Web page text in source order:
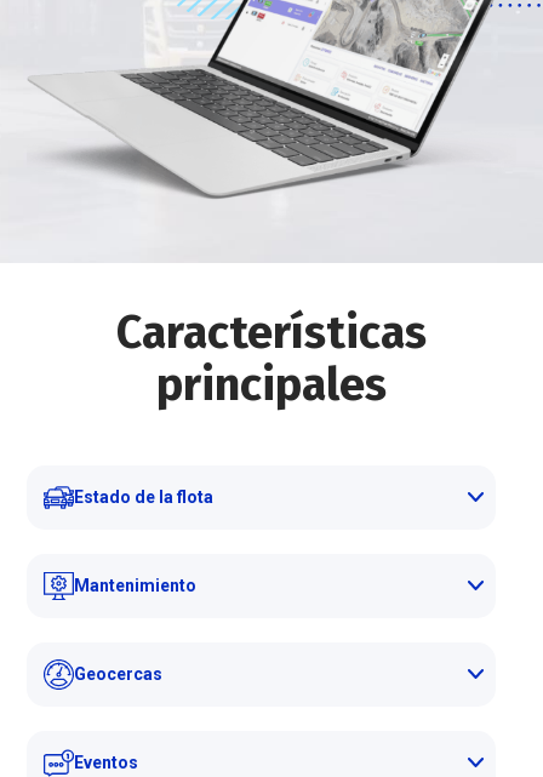
Características
principales
Estado de la flota
Mantenimiento
Geocercas
Eventos